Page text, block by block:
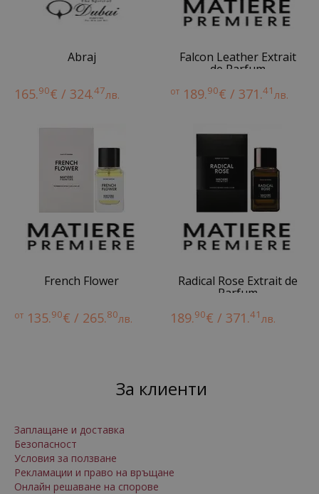
Abraj
165.90€ / 324.47лв.
Falcon Leather Extrait
de Parfum
от 189.90€ / 371.41лв.
French Flower
от 135.90€ / 265.80лв.
Radical Rose Extrait de
Parfum
189.90€ / 371.41лв.
За клиенти
Заплащане и доставка
Безопасност
Условия за ползване
Рекламации и право на връщане
Онлайн решаване на спорове